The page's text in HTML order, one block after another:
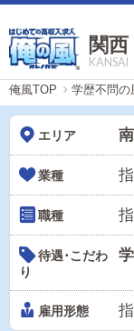
関西
KANSAI
俺風TOP 学歴不問の
エリア
業種
職種
待遇･こだわ
り
雇用形態